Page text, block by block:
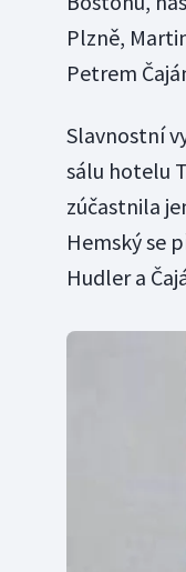
Plzně,
Petrem
Slavnostní
sálu hotelu
zúčastnila
Hemský se
Hudler a